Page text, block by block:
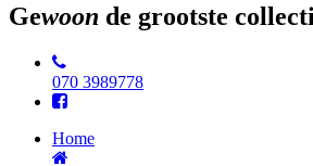
Gewoon de grootste
070 3989778
Home